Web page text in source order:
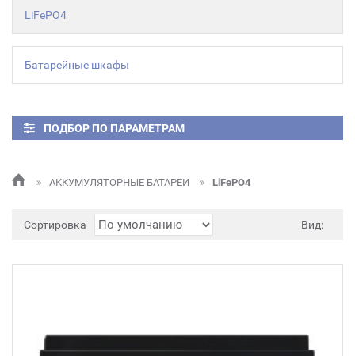
LiFePO4
Батарейные шкафы
ПОДБОР ПО ПАРАМЕТРАМ
АККУМУЛЯТОРНЫЕ БАТАРЕИ LiFePO4
Сортировка Вид: